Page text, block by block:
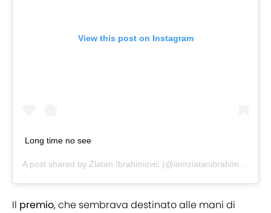
View this post on Instagram
Long time no see
A post shared by Zlatan Ibrahimović (@iamzlatanibrahimovic) on
Il premio, che sembrava destinato alle mani di